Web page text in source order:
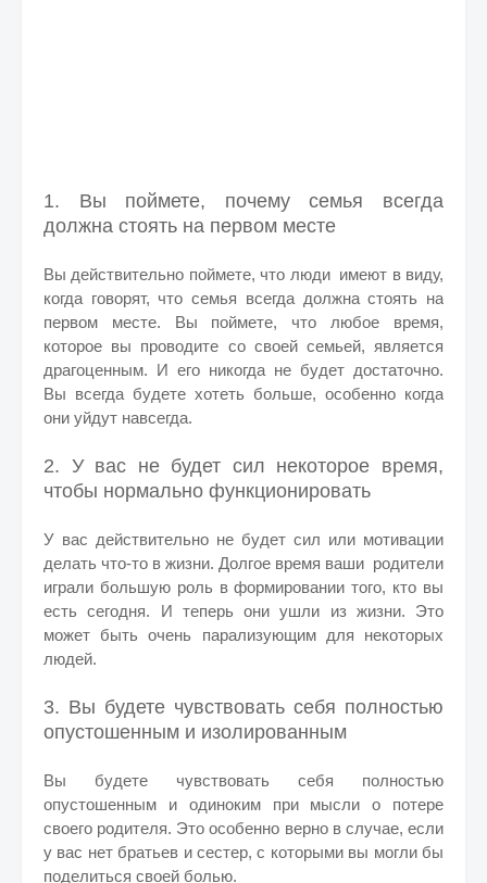
1. Вы поймете, почему семья всегда
должна стоять на первом месте
Вы действительно поймете, что люди имеют в виду,
когда говорят, что семья всегда должна стоять на
первом месте. Вы поймете, что любое время,
которое вы проводите со своей семьей, является
драгоценным. И его никогда не будет достаточно.
Вы всегда будете хотеть больше, особенно когда
они уйдут навсегда.
2. У вас не будет сил некоторое время,
чтобы нормально функционировать
У вас действительно не будет сил или мотивации
делать что-то в жизни. Долгое время ваши родители
играли большую роль в формировании того, кто вы
есть сегодня. И теперь они ушли из жизни. Это
может быть очень парализующим для некоторых
людей.
3. Вы будете чувствовать себя полностью
опустошенным и изолированным
Вы будете чувствовать себя полностью
опустошенным и одиноким при мысли о потере
своего родителя. Это особенно верно в случае, если
у вас нет братьев и сестер, с которыми вы могли бы
поделиться своей болью.